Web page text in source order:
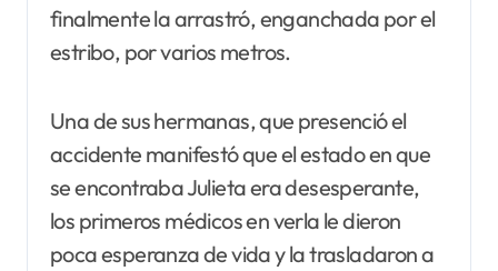
finalmente la arrastró, enganchada por el
estribo, por varios metros.
Una de sus hermanas, que presenció el
accidente manifestó que el estado en que
se encontraba Julieta era desesperante,
los primeros médicos en verla le dieron
poca esperanza de vida y la trasladaron a